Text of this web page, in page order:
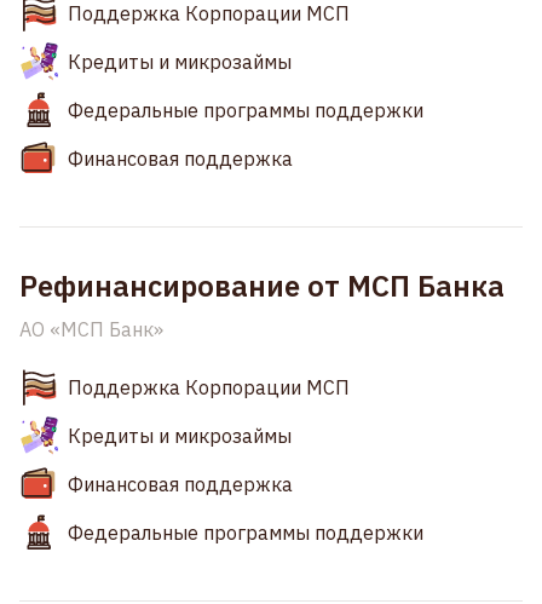
Поддержка Корпорации МСП
Кредиты и микрозаймы
Федеральные программы поддержки
Финансовая поддержка
Рефинансирование от МСП Банка
АО «МСП Банк»
Поддержка Корпорации МСП
Кредиты и микрозаймы
Финансовая поддержка
Федеральные программы поддержки